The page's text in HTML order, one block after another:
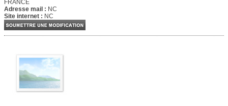
FRANCE
Adresse mail : NC
Site internet : NC